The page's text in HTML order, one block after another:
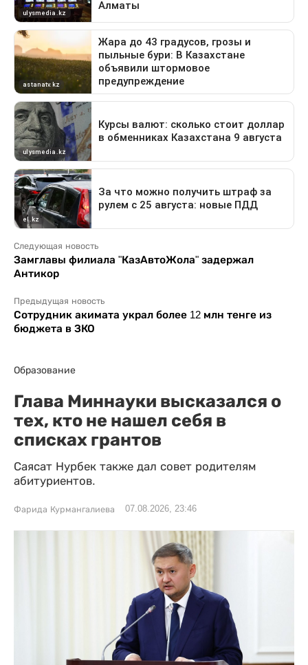
Следующая новость
Замглавы филиала "КазАвтоЖола" задержал
Антикор
Предыдущая новость
Сотрудник акимата украл более 12 млн тенге из
бюджета в ЗКО
Образование
Глава Миннауки высказался о
тех, кто не нашел себя в
списках грантов
Саясат Нурбек также дал совет родителям
абитуриентов.
Фарида Курмангалиева 07.08.2026, 23:46